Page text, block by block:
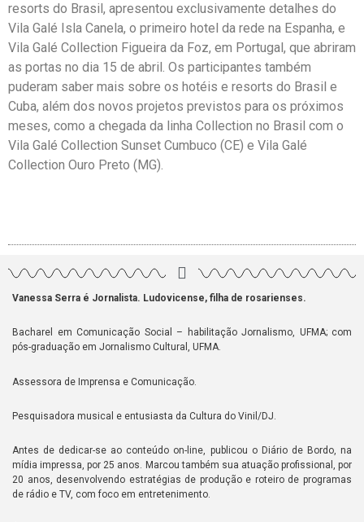
resorts do Brasil, apresentou exclusivamente detalhes do
Vila Galé Isla Canela, o primeiro hotel da rede na Espanha, e
Vila Galé Collection Figueira da Foz, em Portugal, que abriram
as portas no dia 15 de abril. Os participantes também
puderam saber mais sobre os hotéis e resorts do Brasil e
Cuba, além dos novos projetos previstos para os próximos
meses, como a chegada da linha Collection no Brasil com o
Vila Galé Collection Sunset Cumbuco (CE) e Vila Galé
Collection Ouro Preto (MG).
Vanessa Serra é Jornalista. Ludovicense, filha de rosarienses.
Bacharel em Comunicação Social – habilitação Jornalismo, UFMA; com
pós-graduação em Jornalismo Cultural, UFMA.
Assessora de Imprensa e Comunicação.
Pesquisadora musical e entusiasta da Cultura do Vinil/DJ.
Antes de dedicar-se ao conteúdo on-line, publicou o Diário de Bordo, na
mídia impressa, por 25 anos. Marcou também sua atuação profissional, por
20 anos, desenvolvendo estratégias de produção e roteiro de programas
de rádio e TV, com foco em entretenimento.